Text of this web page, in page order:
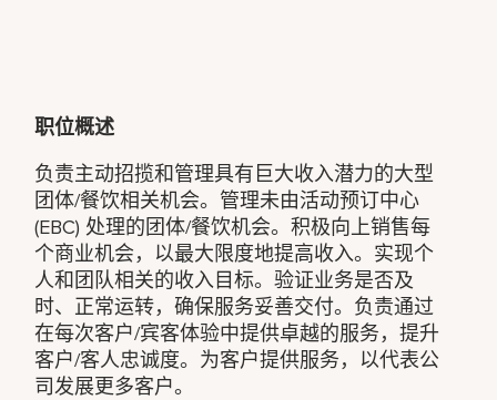
职位概述
负责主动招揽和管理具有巨大收入潜力的大型
团体/餐饮相关机会。管理未由活动预订中心
(EBC) 处理的团体/餐饮机会。积极向上销售每
个商业机会，以最大限度地提高收入。实现个
人和团队相关的收入目标。验证业务是否及
时、正常运转，确保服务妥善交付。负责通过
在每次客户/宾客体验中提供卓越的服务，提升
客户/客人忠诚度。为客户提供服务，以代表公
司发展更多客户。